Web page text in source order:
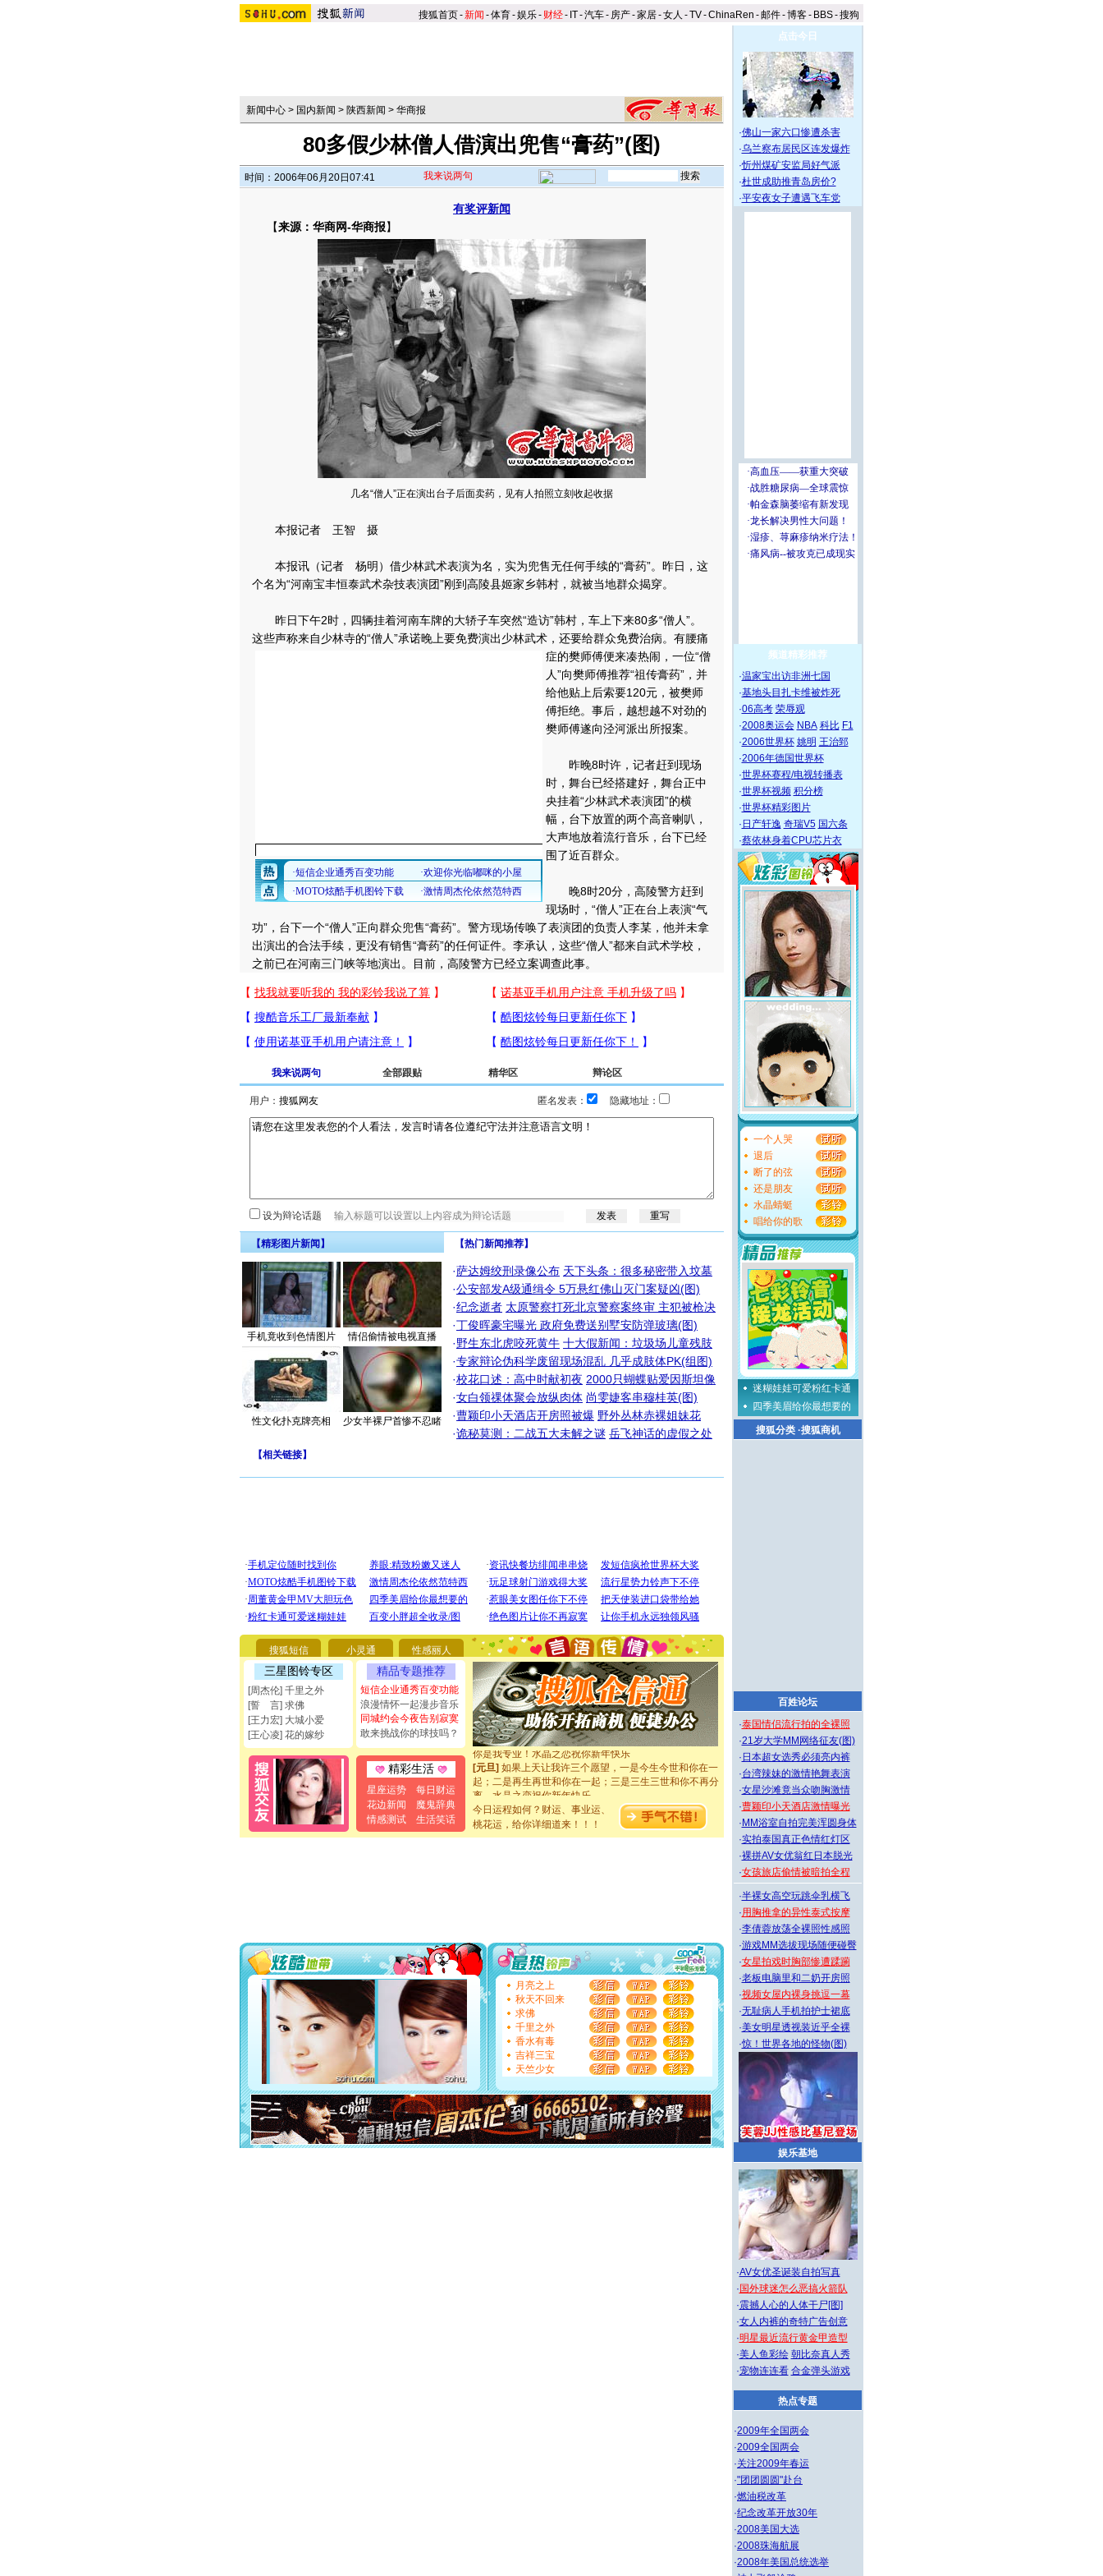
搜狐首页-新闻 -体育-娱乐- 财经- IT-汽车- 房产-家居-女人 -TV-ChinaRen -邮件-博客- BBS-搜狗
新闻中心 > 国内新闻 > 陕西新闻 > 华商报
80多假少林僧人借演出兜售“膏药”(图)
时间：2006年06月20日07:41 我来说两句
有奖评新闻
【来源：华商网-华商报】
几名“僧人”正在演出台子后面卖药，见有人拍照立刻收起收据
本报记者 王智 摄
本报讯（记者 杨明）借少林武术表演为名，实为兜售无任何手续的“膏药”。昨日，这
个名为“河南宝丰恒泰武术杂技表演团”刚到高陵县姬家乡韩村，就被当地群众揭穿。
昨日下午2时，四辆挂着河南车牌的大轿子车突然“造访”韩村，车上下来80多“僧人”。
这些声称来自少林寺的“僧人”承诺晚上要免费演出少林武术，还要给群众免费治病。 有腰痛
症的樊师傅便来凑热闹，一位“僧
人”向樊师傅推荐“祖传膏药”，并
给他贴上后索要120元，被樊师
傅拒绝。事后，越想越不对劲的
樊师傅遂向泾河派出所报案。
昨晚8时许，记者赶到现场
时，舞台已经搭建好，舞台正中
央挂着“少林武术表演团”的横
幅，台下放置的两个高音喇叭，
大声地放着流行音乐，台下已经
围了近百群众。
晚8时20分，高陵警方赶到
现场时，“僧人”正在台上表演“气
功”，台下一个“僧人”正向群众兜售“膏药”。警方现场传唤了表演团的负责人李某，他并未拿
出演出的合法手续，更没有销售“膏药”的任何证件。李承认，这些“僧人”都来自武术学校，
之前已在河南三门峡等地演出。目前，高陵警方已经立案调查此事。
我来说两句 全部跟贴 精华区 辩论区
用户： 匿名发表： 隐藏地址：
设为辩论话题
【精彩图片新闻】
手机竟收到色情图片 情侣偷情被电视直播
性文化扑克牌亮相 少女半裸尸首惨不忍睹
【热门新闻推荐】
·萨达姆绞刑录像公布 天下头条：很多秘密带入坟墓
·公安部发A级通缉令 5万悬红佛山灭门案疑凶(图)
·纪念逝者 太原警察打死北京警察案终审 主犯被枪决
·丁俊晖豪宅曝光 政府免费送别墅安防弹玻璃(图)
·野生东北虎咬死黄牛 十大假新闻：垃圾场儿童残肢
·专家辩论伪科学废留现场混乱 几乎成肢体PK(组图)
·校花口述：高中时献初夜 2000只蝴蝶贴爱因斯坦像
·女白领祼体聚会放纵肉体 尚雯婕客串穆桂英(图)
·曹颖印小天酒店开房照被爆 野外丛林赤裸姐妹花
·诡秘莫测：二战五大未解之谜 岳飞神话的虚假之处
【相关链接】
搜狐短信 小灵通 性感丽人
三星图铃专区
[周杰伦] 千里之外
[誓 言] 求佛
[王力宏] 大城小爱
[王心凌] 花的嫁纱
精品专题推荐
短信企业通秀百变功能
浪漫情怀一起漫步音乐
同城约会今夜告别寂寞
敢来挑战你的球技吗？
精彩生活
星座运势
每日财运
花边新闻
魔鬼辞典
情感测试
生活笑话
[圣诞节]圣诞节到了，想想没什么送给你的，又不打算给
你太多，只有给你五千万：千万快乐！千万要健康！千万
要平安！千万要知足！千万不要忘记我！
[圣诞节]不只这样的日子才会想起你,而是这样的日子才
能正大光明地骚扰你,告诉你,圣诞要快乐!新年要快乐!天天
都要快乐噢!
[圣诞节]奉上一颗祝福的心,在这个特别的日子里,愿幸福,
如意,快乐,鲜花,一切美好的祝愿与你同在.圣诞快乐!
[元旦]看到你我会触电；看不到你我要充电；没有你我会
断电。爱你是我职业，想你是我事业，抱你是我特长，吻
你是我专业！水晶之恋祝你新年快乐
[元旦]如果上天让我许三个愿望，一是今生今世和你在一
起；二是再生再世和你在一起；三是三生三世和你不再分
离。水晶之恋祝你新年快乐
当我狠下心扭头离去那一刻，你在我身后无助地哭
泣，这痛楚让我明白我多么爱你。我转身抱住你：这猪不
卖了。水晶之恋祝你新年快乐。
你太多，只有给你五千万：千万快乐！千万要健康！千万
要平安！千万要知足！千万不要忘记我！
[圣诞节]不只这样的日子才会想起你,而是这样的日子才
能正大光明地骚扰你,告诉你,圣诞要快乐!新年要快乐!天天
都要快乐噢!
[圣诞节]奉上一颗祝福的心,在这个特别的日子里,愿幸福,
如意,快乐,鲜花,一切美好的祝愿与你同在.圣诞快乐!
[元旦]
看到你我会触电；看不到你我要充电；没有你我会
断电。爱你是我职业，想你是我事业，抱你是我特长，吻
你是我专业！水晶之恋祝你新年快乐
[元旦]
起；二是再生再世和你在一起；三是三生三世和你不再分
离。水晶之恋祝你新年快乐
[元旦]当我狠下心扭头离去那一刻，你在我身后无助地哭
泣，这痛楚让我明白我多么爱你。我转身抱住你：这猪不
卖了。水晶之恋祝你新年快乐。
今日运程如何？财运、事业运、
桃花运，给你详细道来！！！
月亮之上
秋天不回来
求佛
千里之外
香水有毒
吉祥三宝
天竺少女
点击今日
·佛山一家六口惨遭杀害
·乌兰察布居民区连发爆炸
·忻州煤矿安监局好气派
·杜世成助推青岛房价?
·平安夜女子遭遇飞车党
频道精彩推荐
·温家宝出访非洲七国
·基地头目扎卡维被炸死
·06高考 荣辱观
·2008奥运会 NBA 科比 F1
·2006世界杯 姚明 王治郅
·2006年德国世界杯
·世界杯赛程/电视转播表
·世界杯视频 积分榜
·世界杯精彩图片
· 日产轩逸 奇瑞V5 国六条
·蔡依林身着CPU芯片衣
一个人哭
退后
断了的弦
还是朋友
水晶蜻蜓
唱给你的歌
迷糊娃娃可爱粉红卡通
四季美眉给你最想要的
搜狐分类·搜狐商机
百姓论坛
·泰国情侣流行拍的全裸照
·21岁大学MM网络征友(图)
· 日本超女选秀必须亮内裤
·台湾辣妹的激情艳舞表演
·女星沙滩竟当众吻胸激情
·曹颖印小天酒店激情曝光
· MM浴室自拍完美浑圆身体
·实拍泰国真正色情红灯区
·裸拼AV女优翁红日本脱光
·女孩旅店偷情被暗拍全程
·半裸女高空玩跳伞乳横飞
·用胸推拿的异性泰式按摩
·李倩蓉放荡全裸照性感照
·游戏MM选拔现场随便碰臀
·女星拍戏时胸部惨遭蹂躏
·老板电脑里和二奶开房照
·视频女屋内裸身挑逗一幕
·无耻病人手机拍护士裙底
·美女明星透视装近乎全裸
·惊！世界各地的怪物(图)
娱乐基地
·AV女优圣诞装自拍写真
· 国外球迷怎么恶搞火箭队
·震撼人心的人体干尸[图]
·女人内裤的奇特广告创意
·明星最近流行黄金甲造型
·美人鱼彩绘 朝比奈真人秀
·宠物连连看 合金弹头游戏
热点专题
·2009年全国两会
·2009全国两会
·关注2009年春运
·"团团圆圆"赴台
·燃油税改革
·纪念改革开放30年
·2008美国大选
·2008珠海航展
·2008年美国总统选举